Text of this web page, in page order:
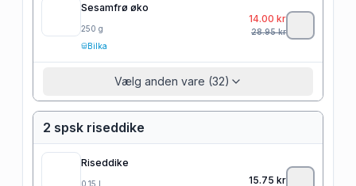
Sesamfrø øko
250 g
Bilka
14.00 kr
28.95kr
Vælg anden vare (32)
2 spsk riseddike
Riseddike
0.15 l
15.75 kr